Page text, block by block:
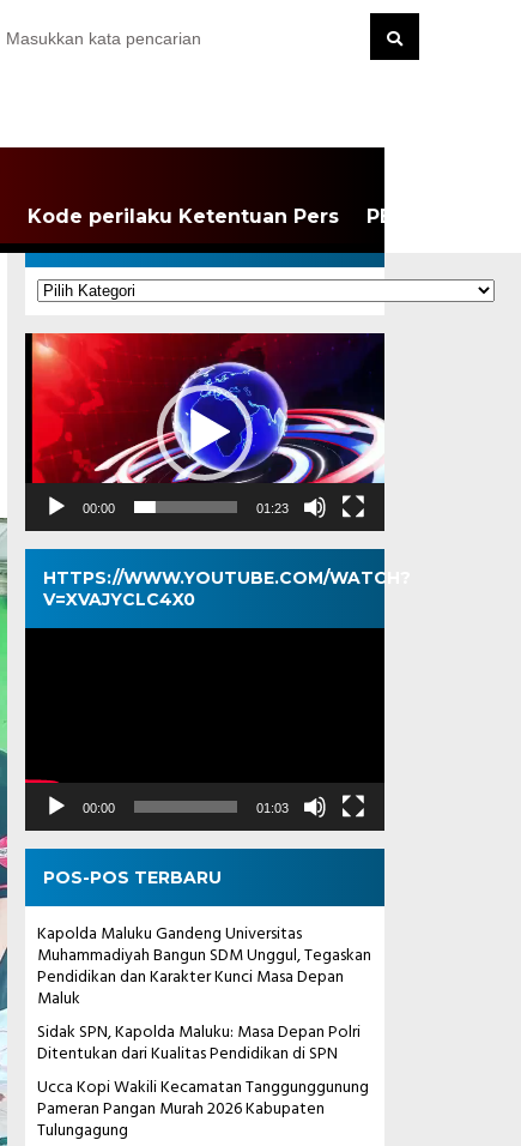
Kode perilaku Ketentuan Pers PEDOMAN
KATEGORI
Kategori
Pemutar
Video
00:00 01:23
HTTPS://WWW.YOUTUBE.COM/WATCH?
V=XVAJYCLC4X0
Pemutar
00:00 01:03
POS-POS TERBARU
Kapolda Maluku Gandeng Universitas
Muhammadiyah Bangun SDM Unggul, Tegaskan
Pendidikan dan Karakter Kunci Masa Depan
Maluk
Sidak SPN, Kapolda Maluku: Masa Depan Polri
Ditentukan dari Kualitas Pendidikan di SPN
Ucca Kopi Wakili Kecamatan Tanggunggunung
Pameran Pangan Murah 2026 Kabupaten
Tulungagung